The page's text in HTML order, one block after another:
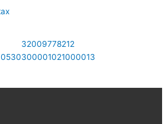
32009778212
0530300001021000013